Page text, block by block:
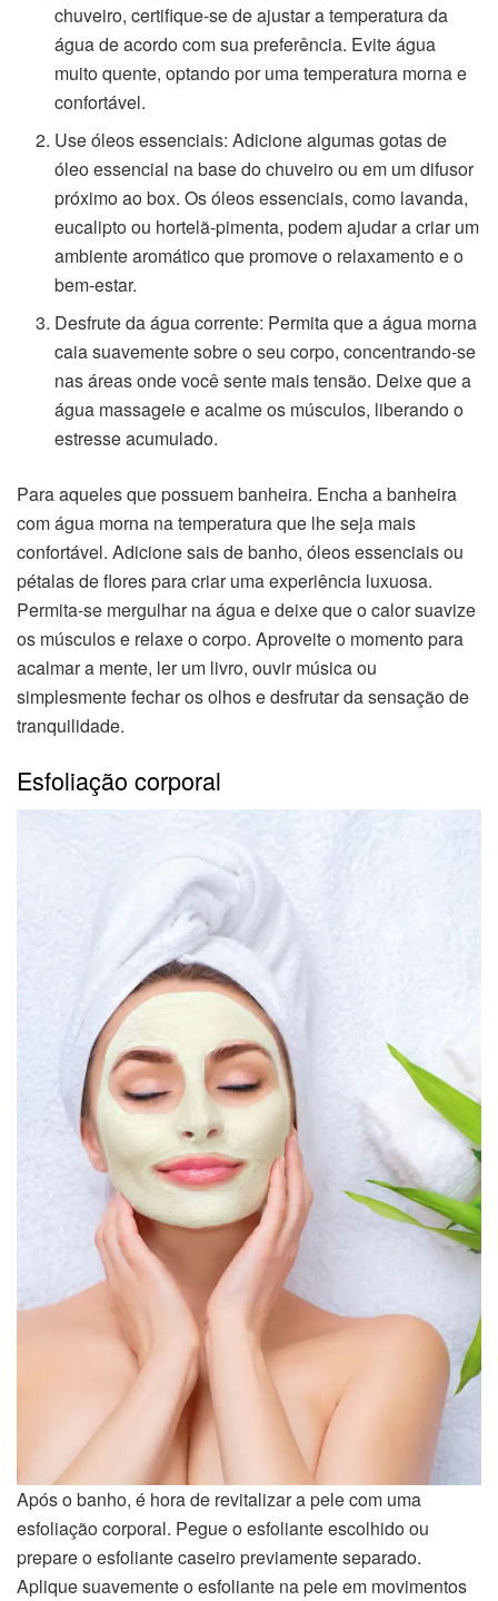
chuveiro, certifique-se de ajustar a temperatura da
água de acordo com sua preferência. Evite água
muito quente, optando por uma temperatura morna e
confortável.
Use óleos essenciais: Adicione algumas gotas de
óleo essencial na base do chuveiro ou em um difusor
próximo ao box. Os óleos essenciais, como lavanda,
eucalipto ou hortelã-pimenta, podem ajudar a criar um
ambiente aromático que promove o relaxamento e o
bem-estar.
Desfrute da água corrente: Permita que a água morna
caia suavemente sobre o seu corpo, concentrando-se
nas áreas onde você sente mais tensão. Deixe que a
água massageie e acalme os músculos, liberando o
estresse acumulado.
Para aqueles que possuem banheira. Encha a banheira
com água morna na temperatura que lhe seja mais
confortável. Adicione sais de banho, óleos essenciais ou
pétalas de flores para criar uma experiência luxuosa.
Permita-se mergulhar na água e deixe que o calor suavize
os músculos e relaxe o corpo. Aproveite o momento para
acalmar a mente, ler um livro, ouvir música ou
simplesmente fechar os olhos e desfrutar da sensação de
tranquilidade.
Esfoliação corporal
Após o banho, é hora de revitalizar a pele com uma
esfoliação corporal. Pegue o esfoliante escolhido ou
prepare o esfoliante caseiro previamente separado.
Aplique suavemente o esfoliante na pele em movimentos